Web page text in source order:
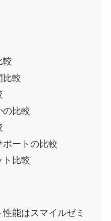
較
比較
の比較
ポートの比較
ト比較
能はスマイルゼミ